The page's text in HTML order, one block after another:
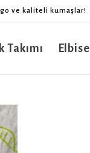
ve kaliteli kumaşlar!
Takımı Elbise